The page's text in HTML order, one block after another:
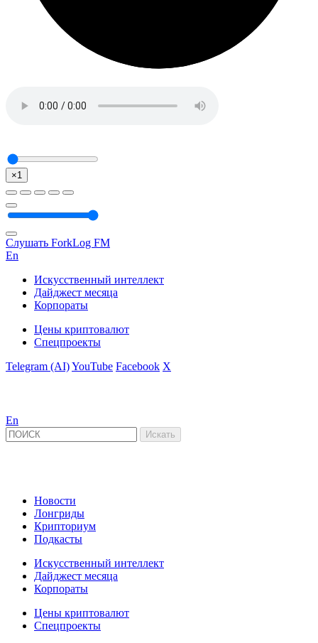
×1
Слушать ForkLog FM
En
Искусственный интеллект
Дайджест месяца
Корпораты
Цены криптовалют
Спецпроекты
Telegram (AI)YouTube Facebook X
En
Новости
Лонгриды
Крипториум
Подкасты
Искусственный интеллект
Дайджест месяца
Корпораты
Цены криптовалют
Спецпроекты